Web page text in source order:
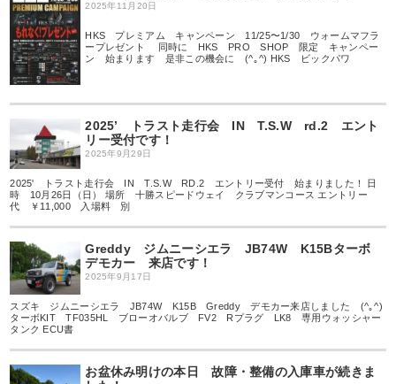
2025年11月20日
HKS プレミアム キャンペーン 11/25〜1/30 ウォームマフラ
ープレゼント 同時に HKS PRO SHOP 限定 キャンペー
ン 始まります 是非この機会に (^｡^) HKS ビックパワ
2025’ トラスト走行会 IN T.S.W rd.2 エント
リー受付です！
2025年9月29日
2025' トラスト走行会 IN T.S.W RD.2 エントリー受付 始まりました！ 日
時 10月26日（日） 場所 十勝スピードウェイ クラブマンコース エントリー
代 ￥11,000 入場料 別
Greddy ジムニーシエラ JB74W K15Bターボ
デモカー 来店です！
2025年9月17日
スズキ ジムニーシエラ JB74W K15B Greddy デモカー来店しました (^｡^)
ターボKIT TF035HL ブローオバルブ FV2 Rプラグ LK8 専用ウォッシャー
タンク ECU書
お盆休み明けの本日 故障・整備の入庫車が続きま